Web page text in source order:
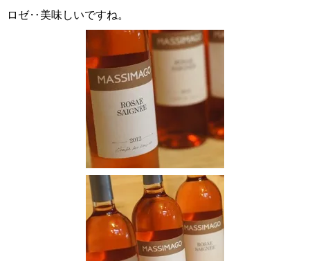
ロゼ‥美味しいですね。